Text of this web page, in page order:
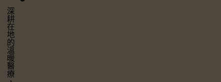
深耕在地的溫暖醫療，